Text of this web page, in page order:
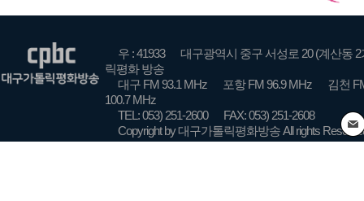
우 : 41933
대구광역시 중구 서성로 20 (계산동 2
릭평화 방송
대구 FM 93.1 MHz
포항 FM 96.9 MHz
김천
100.7 MHz
TEL: 053) 251-2600
FAX: 053) 251-2608
Copyright by 대구가톨릭평화방송 All rights